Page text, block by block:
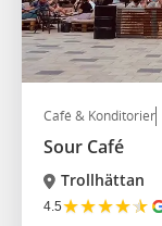
Café & Konditorier
Sour Café
Trollhättan
4.5★★★★★